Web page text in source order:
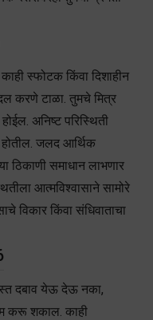
स्फोटक किंवा दिशाहीन
करणे टाळा. तुमचे मित्र
अनिष्ट परिस्थिती
होतील. जलद आर्थिक
ठिकाणी समाधान लाभणार
आत्मविश्वासाने सामोरे
विकार किंवा संधिवाताचा
दबाव येऊ देऊ नका,
करू शकाल. काही